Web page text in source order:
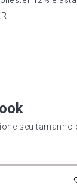
seu